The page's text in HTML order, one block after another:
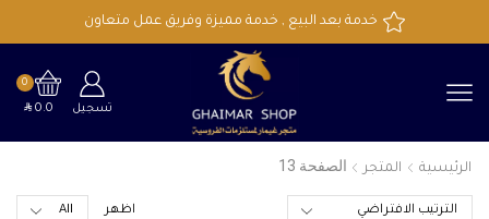
خدمة بعد البيع , خدمة مميزة وفريق عمل متعاون
تسجيل
0
SAR0.0
الرئيسية المتجر الصفحة 13
اظهر